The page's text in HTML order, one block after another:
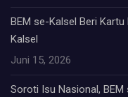
BEM se-Kalsel Beri Kartu
Kalsel
Juni 15, 2026
Soroti Isu Nasional, BEM